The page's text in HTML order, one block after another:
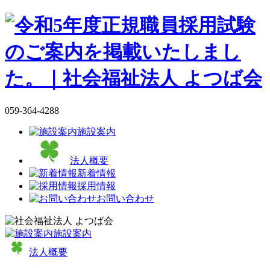
059-364-4288
施設案内
法人概要
新着情報
採用情報
お問い合わせ
施設案内
法人概要